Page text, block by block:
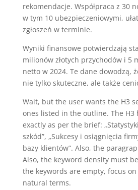
rekomendacje. Współpraca z 30
w tym 10 ubezpieczeniowymi,
zgłoszeń w terminie.
Wyniki finansowe potwierdzają
milionów złotych przychodów i 5
netto w 2024. Te dane dowodzą,
nie tylko skuteczne, ale także
Wait, but the user wants the H3
ones listed in the outline. The H3
exactly as per the brief:
szkód”, „Sukcesy i osiągnięcia
bazy klientów”. Also, the
Also, the keyword density must
the keywords are empty, focus
natural terms.